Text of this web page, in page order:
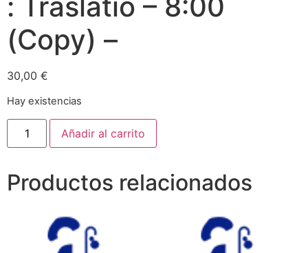
(Copy) –
30,00 €
Hay existencias
Añadir al carrito
Productos relacionados